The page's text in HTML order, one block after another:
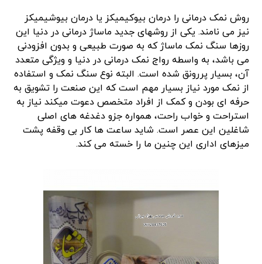
روش نمک درمانی را درمان بیوکیمیکز یا درمان بیوشیمیکز
نیز می نامند. یکی از روشهای جدید ماساژ درمانی در دنیا این
روزها سنگ نمک ماساژ که به صورت طبیعی و بدون افزودنی
می باشد، به واسطه رواج نمک درمانی در دنیا و ویژگی متعدد
آن، بسیار پررونق شده است. البته نوع سنگ نمک و استفاده
از نمک مورد نیاز بسیار مهم است که این صنعت را تشویق به
حرفه ای بودن و کمک از افراد متخصص دعوت میکند نیاز به
استراحت و خواب راحت، همواره جزو دغدغه های اصلی
شاغلین این عصر است. شاید ساعت ها کار بی وقفه پشت
میزهای اداری این چنین ما را خسته می کند.